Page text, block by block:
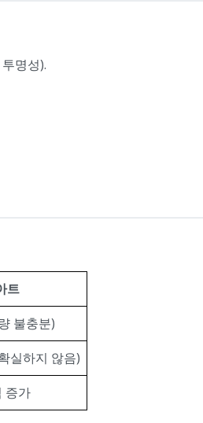
명성).
트
불충분)
실하지 않음)
증가